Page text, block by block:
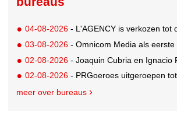
04-08-2026 - L'AGENCY is verkozen tot de nieuwe
03-08-2026 - Omnicom Media als eerste in Nederland actief met
02-08-2026 - Joaquin Cubria en Ignacio Ferioli nieuwe Global CCO’s GUT, Renata
02-08-2026 - PRGoeroes uitgeroepen tot ‘PR-bureau
meer over bureaus